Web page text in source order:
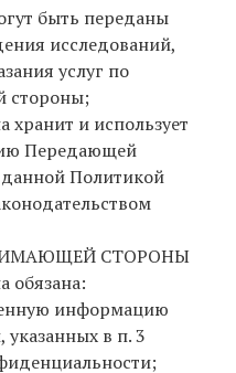
быть переданы
исследований,
услуг по
стороны;
и использует
Передающей
данной Политикой
СТОРОНЫ
обязана:
информацию
в п. 3